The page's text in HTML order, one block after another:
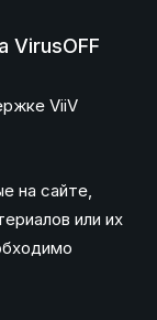
VirusOFF
ViiV
на сайте,
или их